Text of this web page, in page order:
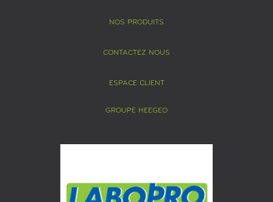
NOS PRODUITS
CONTACTEZ NOUS
ESPACE CLIENT
GROUPE HEEGEO